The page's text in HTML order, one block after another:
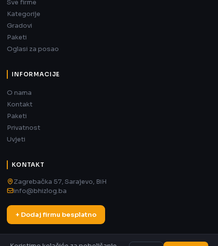
Sve firme
Kategorije
Gradovi
Paketi
Oglasi za posao
INFORMACIJE
O nama
Kontakt
Paketi
Privatnost
Uvjeti
KONTAKT
Zagrebačka 57, Sarajevo, BiH
info@bhizlog.ba
+ Dodaj firmu besplatno